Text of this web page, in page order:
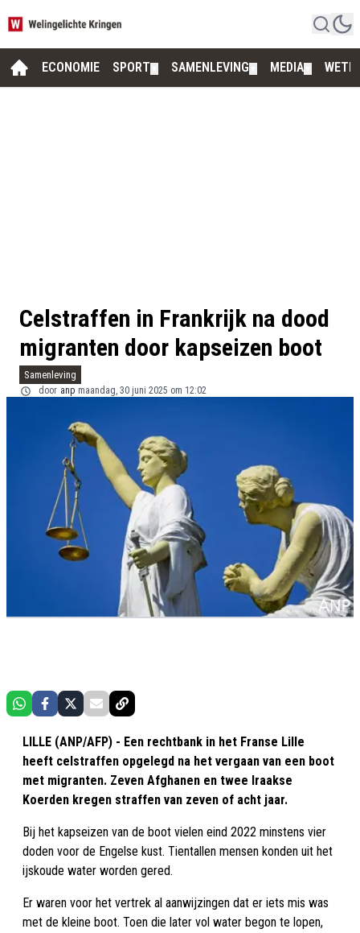
ECONOMIE SPORT SAMENLEVING MEDIA
Celstraffen in Frankrijk na dood
migranten door kapseizen boot
Samenleving
door anp maandag, 30 juni 2025 om 12:02
LILLE (ANP/AFP) - Een rechtbank in het Franse Lille
heeft celstraffen opgelegd na het vergaan van een boot
met migranten. Zeven Afghanen en twee Iraakse
Koerden kregen straffen van zeven of acht jaar.
Bij het kapseizen van de boot vielen eind 2022 minstens vier
doden voor de Engelse kust. Tientallen mensen konden uit het
ijskoude water worden gered.
Er waren voor het vertrek al aanwijzingen dat er iets mis was
met de kleine boot. Toen die later vol water begon te lopen,